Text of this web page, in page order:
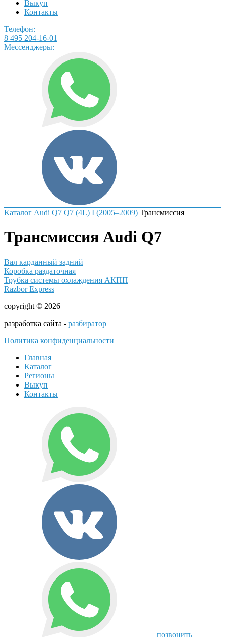
Выкуп
Контакты
Телефон:
8 495 204-16-01
Мессенджеры:
Каталог Audi Q7 Q7 (4L) I (2005–2009) Трансмиссия
Трансмиссия Audi Q7
Вал карданный задний
Коробка раздаточная
Трубка системы охлаждения АКПП
Razbor Express
copyright © 2026
разработка сайта - разбиратор
Политика конфиденциальности
Главная
Каталог
Регионы
Выкуп
Контакты
позвонить